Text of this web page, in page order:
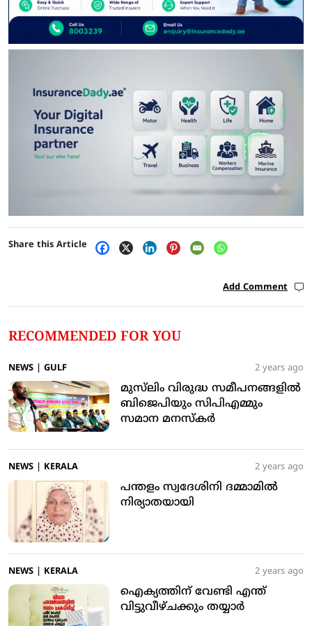
Share this Article
Add Comment
RECOMMENDED FOR YOU
NEWS GULF 2 years ago
മുസ്‌ലിം വിരുദ്ധ സമീപനങ്ങളില്‍
ബിജെപിയും സിപിഎമ്മും
സമാന മനസ്‌കര്‍
NEWS KERALA 2 years ago
പന്തളം സ്വദേശിനി ദമ്മാമില്‍
നിര്യാതയായി
NEWS KERALA 2 years ago
ഐക്യത്തിന് വേണ്ടി എന്ത്
വിട്ടുവീഴ്ചക്കും തയ്യാർ